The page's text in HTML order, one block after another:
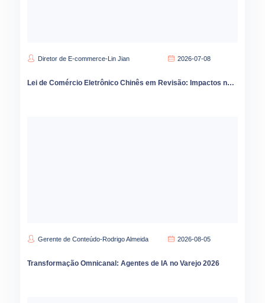
Diretor de E-commerce-Lin Jian 2026-07-08
Lei de Comércio Eletrônico Chinês em Revisão: Impactos na Governança de Preços e Estratégia
Gerente de Conteúdo-Rodrigo Almeida 2026-08-05
Transformação Omnicanal: Agentes de IA no Varejo 2026